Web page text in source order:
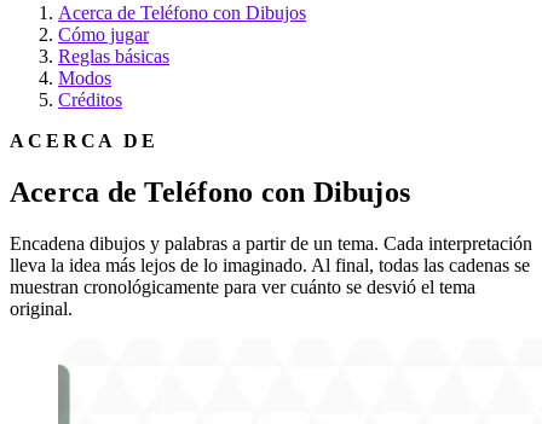
Acerca de Teléfono con Dibujos
Cómo jugar
Reglas básicas
Modos
Créditos
ACERCA DE
Acerca de Teléfono con Dibujos
Encadena dibujos y palabras a partir de un tema. Cada interpretación
lleva la idea más lejos de lo imaginado. Al final, todas las cadenas se
muestran cronológicamente para ver cuánto se desvió el tema
original.